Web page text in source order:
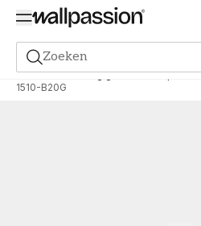
Zoeken
Verf Bestelling gebaseerd op NCS
1510-B20G